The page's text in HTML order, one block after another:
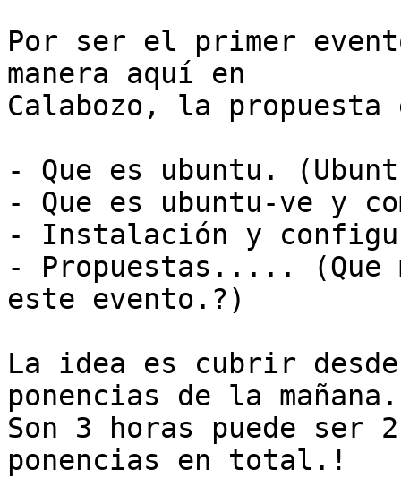
Por ser el primer
manera aquí en
Calabozo, la
- Que es ubuntu.
- Que es ubuntu-ve y
- Instalación y
- Propuestas..... (Que
este evento.?)
La idea es cubrir
ponencias de la mañana.
Son 3 horas puede ser
ponencias en total.!